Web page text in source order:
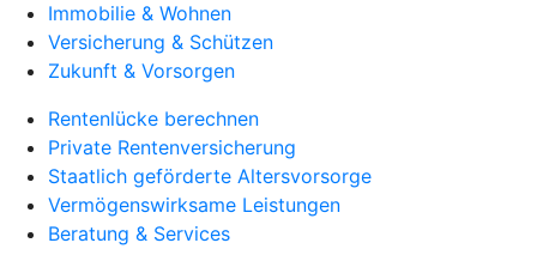
Immobilie & Wohnen
Versicherung & Schützen
Zukunft & Vorsorgen
Rentenlücke berechnen
Private Rentenversicherung
Staatlich geförderte Altersvorsorge
Vermögenswirksame Leistungen
Beratung & Services